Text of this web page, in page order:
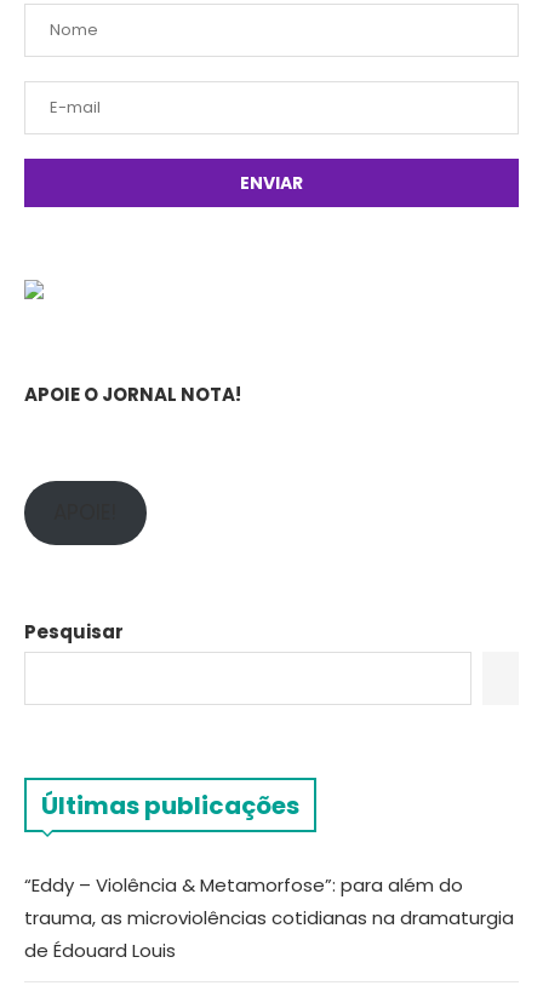
APOIE O JORNAL NOTA!
Pesquisar
Últimas publicações
“Eddy – Violência & Metamorfose”: para além do
trauma, as microviolências cotidianas na dramaturgia
de Édouard Louis